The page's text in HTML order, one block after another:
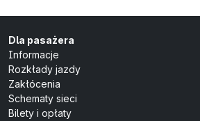
Dla pasażera
Informacje
Rozkłady jazdy
Zakłócenia
Schematy sieci
Bilety i opłaty